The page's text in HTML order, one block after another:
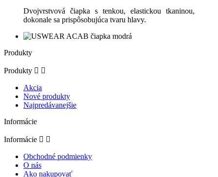
Dvojvrstvová čiapka s tenkou, elastickou tkaninou,
dokonale sa prispôsobujúca tvaru hlavy.
Produkty
Produkty  
Akcia
Nové produkty
Najpredávanejšie
Informácie
Informácie  
Obchodné podmienky
O nás
Ako nakupovať